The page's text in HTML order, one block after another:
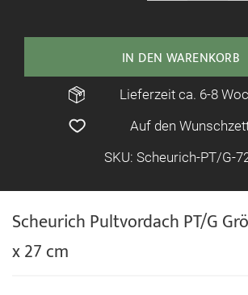
Scheurich Pultvordach PT/G
x 27 cm
IN DEN WARENKORB
Lieferzeit ca. 6-8
Auf den
SKU: Scheurich-PT/G-